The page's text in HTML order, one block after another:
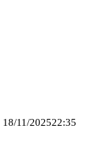
18/11/202522:35